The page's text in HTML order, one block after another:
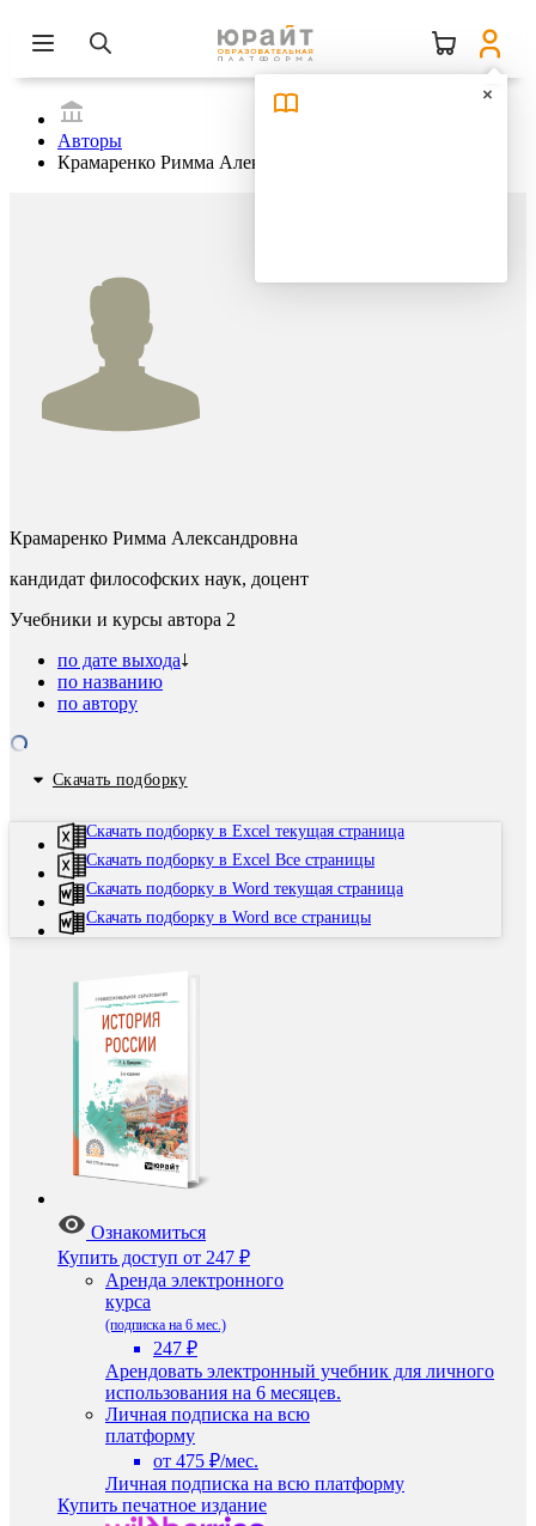
Авторы
Крамаренко Римма Александровна
Крамаренко Римма Александровна
кандидат философских наук, доцент
Учебники и курсы автора 2
по дате выхода
по названию
по автору
Скачать подборку
Скачать подборку в Excel текущая страница
Скачать подборку в Excel Все страницы
Скачать подборку в Word текущая страница
Скачать подборку в Word все страницы
Ознакомиться
Купить доступ от 247 ₽
Аренда электронного
курса
(подписка на 6 мес.)
247 ₽
Арендовать электронный учебник для личного
использования на 6 месяцев.
Личная подписка на всю
платформу
от 475 ₽/мес.
Личная подписка на всю платформу
Купить печатное издание